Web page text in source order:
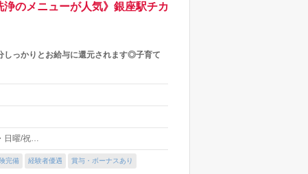
のメニューが人気》銀座駅チカ
しっかりとお給与に還元されます◎子育て
日曜/祝…
完備 経験者優遇 賞与・ボーナスあり